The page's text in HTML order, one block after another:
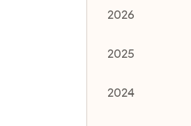
2026
2025
2024